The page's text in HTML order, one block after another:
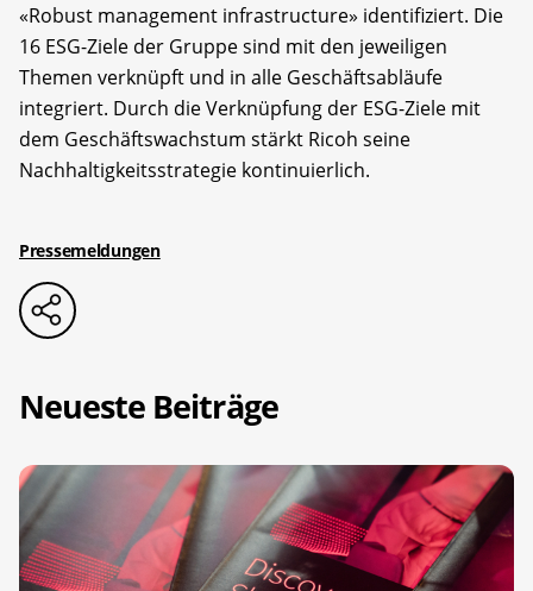
«Robust management infrastructure» identifiziert. Die
16 ESG-Ziele der Gruppe sind mit den jeweiligen
Themen verknüpft und in alle Geschäftsabläufe
integriert. Durch die Verknüpfung der ESG-Ziele mit
dem Geschäftswachstum stärkt Ricoh seine
Nachhaltigkeitsstrategie kontinuierlich.
Pressemeldungen
Neueste Beiträge